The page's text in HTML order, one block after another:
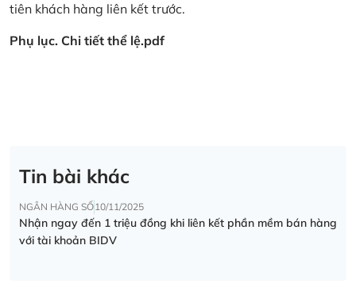
tiên khách hàng liên kết trước.
Phụ lục. Chi tiết thể lệ.pdf
Tin bài khác
NGÂN HÀNG SỐ10/11/2025
Nhận ngay đến 1 triệu đồng khi liên kết phần mềm bán hàng
với tài khoản BIDV